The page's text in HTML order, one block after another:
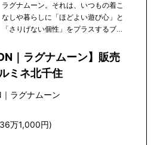
ラグナムーン。それは、いつもの着こ
なしや暮らしに「ほどよい遊び心」と
「さりげない個性」をプラスするブラ
｜ラグナムーン】販売
ミネ北千住
｜ ラグナムーン
万1,000円)